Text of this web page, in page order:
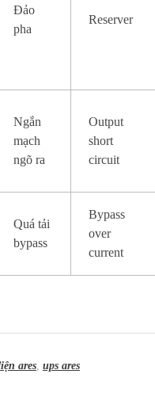
Đảo
pha
Reserver
Ngắn
mạch
ngõ ra
Output
short
circuit
Quá tải
bypass
Bypass
over
current
ares ups ares